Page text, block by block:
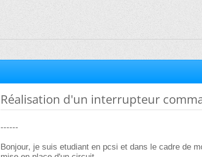
Réalisation d'un interrupteur
------
Bonjour, je suis etudiant en pcsi et dans le cadre de